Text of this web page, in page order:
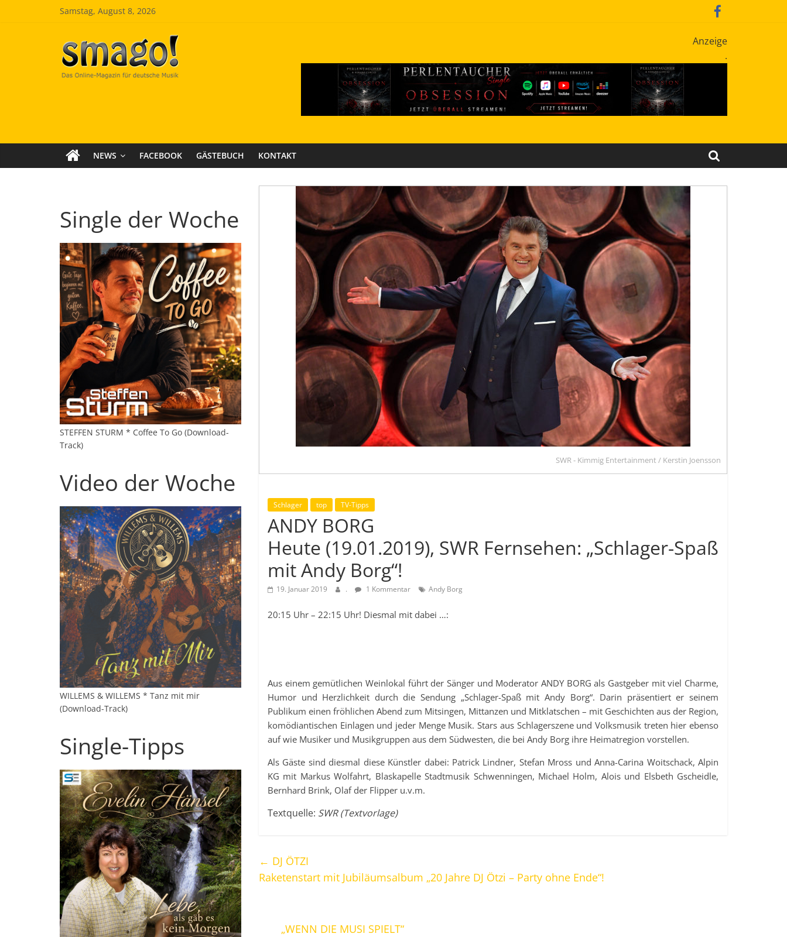
Samstag, August 8, 2026
Smago
SchlagerMAGazinOnline
Anzeige
.
NEWS FACEBOOK GÄSTEBUCH KONTAKT
SWR - Kimmig Entertainment / Kerstin Joensson
Schlager top TV-Tipps
ANDY BORG
Heute (19.01.2019), SWR Fernsehen: „Schlager-Spaß
mit Andy Borg“!
19. Januar 2019 . 1 Kommentar Andy Borg
20:15 Uhr – 22:15 Uhr! Diesmal mit dabei …:
Aus einem gemütlichen Weinlokal führt der Sänger und Moderator ANDY BORG als Gastgeber mit viel Charme,
Humor und Herzlichkeit durch die Sendung „Schlager-Spaß mit Andy Borg“. Darin präsentiert er seinem
Publikum einen fröhlichen Abend zum Mitsingen, Mittanzen und Mitklatschen – mit Geschichten aus der Region,
komödiantischen Einlagen und jeder Menge Musik. Stars aus Schlagerszene und Volksmusik treten hier ebenso
auf wie Musiker und Musikgruppen aus dem Südwesten, die bei Andy Borg ihre Heimatregion vorstellen.
Als Gäste sind diesmal diese Künstler dabei: Patrick Lindner, Stefan Mross und Anna-Carina Woitschack, Alpin
KG mit Markus Wolfahrt, Blaskapelle Stadtmusik Schwenningen, Michael Holm, Alois und Elsbeth Gscheidle,
Bernhard Brink, Olaf der Flipper u.v.m.
Textquelle: SWR (Textvorlage)
← DJ ÖTZI
Raketenstart mit Jubiläumsalbum „20 Jahre DJ Ötzi – Party ohne Ende“!
„WENN DIE MUSI SPIELT“
Single der Woche
STEFFEN STURM * Coffee To Go (Download-
Track)
Video der Woche
WILLEMS & WILLEMS * Tanz mit mir
(Download-Track)
Single-Tipps